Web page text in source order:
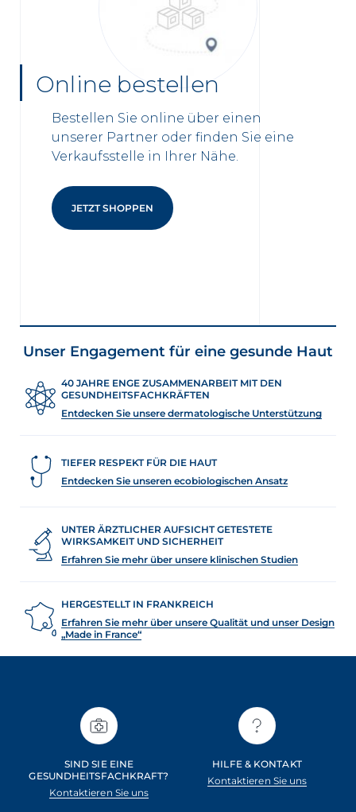
Online bestellen
Bestellen Sie online über einen
unserer Partner oder finden Sie eine
Verkaufsstelle in Ihrer Nähe.
JETZT SHOPPEN
Unser Engagement für eine gesunde Haut
40 JAHRE ENGE ZUSAMMENARBEIT MIT DEN
GESUNDHEITSFACHKRÄFTEN
Entdecken Sie unsere dermatologische Unterstützung
TIEFER RESPEKT FÜR DIE HAUT
Entdecken Sie unseren ecobiologischen Ansatz
UNTER ÄRZTLICHER AUFSICHT GETESTETE
WIRKSAMKEIT UND SICHERHEIT
Erfahren Sie mehr über unsere klinischen Studien
HERGESTELLT IN FRANKREICH
Erfahren Sie mehr über unsere Qualität und unser Design
„Made in France“
SIND SIE EINE
GESUNDHEITSFACHKRAFT?
Kontaktieren Sie uns
HILFE & KONTAKT
Kontaktieren Sie uns